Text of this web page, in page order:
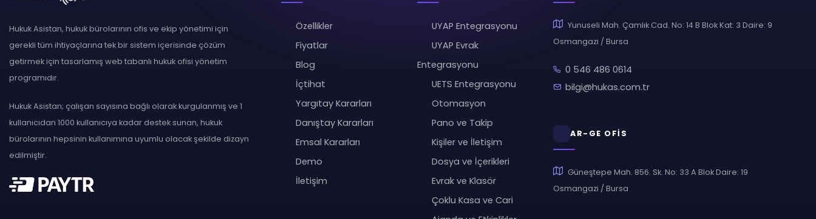
Hukuk Asistan, hukuk bürolarının ofis ve ekip yönetimi için
gerekli tüm ihtiyaçlarına tek bir sistem içerisinde çözüm
getirmek için tasarlamış web tabanlı hukuk ofisi yönetim
programıdır.
Hukuk Asistan; çalışan sayısına bağlı olarak kurgulanmış ve 1
kullanıcıdan 1000 kullanıcıya kadar destek sunan, hukuk
bürolarının hepsinin kullanımına uyumlu olacak şekilde dizayn
edilmiştir.
Özellikler
Fiyatlar
Blog
İçtihat
Yargıtay Kararları
Danıştay Kararları
Emsal Kararları
Demo
İletişim
UYAP Entegrasyonu
UYAP Evrak
Entegrasyonu
UETS Entegrasyonu
Otomasyon
Pano ve Takip
Kişiler ve İletişim
Dosya ve İçerikleri
Evrak ve Klasör
Çoklu Kasa ve Cari
Yunuseli Mah. Çamlık Cad. No: 14 B Blok Kat: 3 Daire: 9
Osmangazi / Bursa
0 546 486 0614
bilgi@hukas.com.tr
AR-GE OFİS
Güneştepe Mah. 856. Sk. No: 33 A Blok Daire: 19
Osmangazi / Bursa